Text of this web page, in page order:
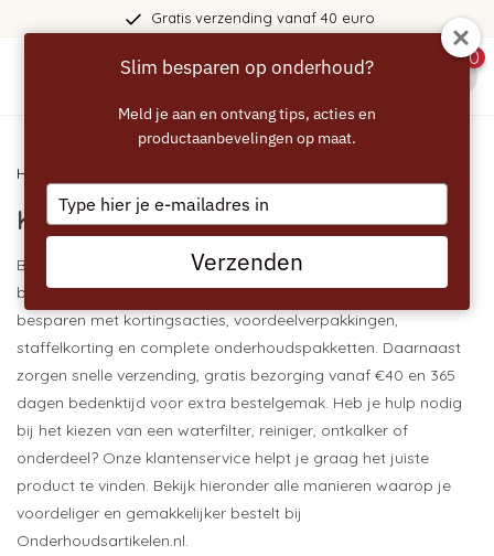
Gratis verzending vanaf 40 euro
0
Home
Kortingen en voordelen
Bij Onderhoudsartikelen.nl profiteer je niet alleen van een
breed assortiment onderhoudsproducten. Je kunt ook
besparen met kortingsacties, voordeelverpakkingen,
staffelkorting en complete onderhoudspakketten. Daarnaast
zorgen snelle verzending, gratis bezorging vanaf €40 en 365
dagen bedenktijd voor extra bestelgemak. Heb je hulp nodig
bij het kiezen van een waterfilter, reiniger, ontkalker of
onderdeel? Onze klantenservice helpt je graag het juiste
product te vinden. Bekijk hieronder alle manieren waarop je
voordeliger en gemakkelijker bestelt bij
Onderhoudsartikelen.nl.
Slim besparen op onderhoud?
Meld je aan en ontvang tips, acties en
productaanbevelingen op maat.
Type
your
email
Verzenden